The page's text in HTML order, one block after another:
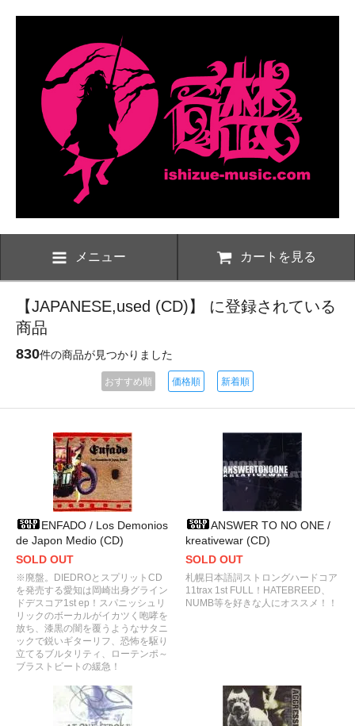
メニュー カートを見る
【JAPANESE,used (CD)】 に登録されている
商品
830件の商品が見つかりました
おすすめ順 価格順 新着順
ENFADO / Los Demonios
de Japon Medio (CD)
SOLD OUT
※廃盤。DIEDROとスプリットCD
を発売する愛知は岡崎出身グライン
ドデスコア1st ep！スパニッシュリ
リックのボーカルがイカツく咆哮を
放ち、漆黒の闇を覆うようなサタニ
ックで鋭いギターリフ、恐怖を駆り
立てるブルタリティ、ローテンポ～
ブラストビートの緩急！
ANSWER TO NO ONE /
kreativewar (CD)
SOLD OUT
札幌日本語詞ストロングハードコア
11trax 1st FULL！HATEBREED、
NUMB等を好きな人にオススメ！！